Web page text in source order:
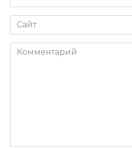
*
Сайт
Комментарий